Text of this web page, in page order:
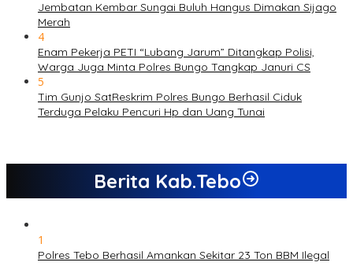
Jembatan Kembar Sungai Buluh Hangus Dimakan Sijago
Merah
4
Enam Pekerja PETI “Lubang Jarum” Ditangkap Polisi,
Warga Juga Minta Polres Bungo Tangkap Januri CS
5
Tim Gunjo SatReskrim Polres Bungo Berhasil Ciduk
Terduga Pelaku Pencuri Hp dan Uang Tunai
Berita Kab.Tebo
1
Polres Tebo Berhasil Amankan Sekitar 23 Ton BBM Ilegal